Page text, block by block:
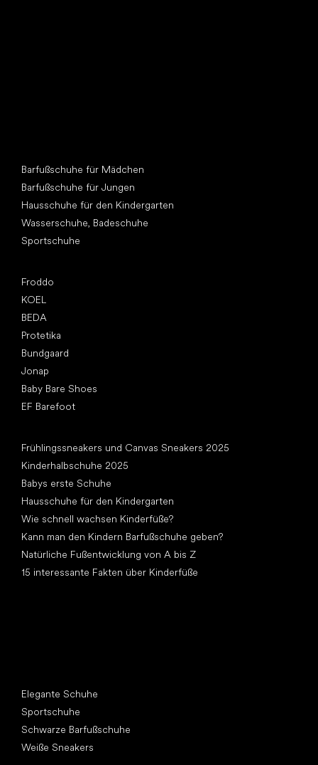
Barfußschuhe für Mädchen
Barfußschuhe für Jungen
Hausschuhe für den Kindergarten
Wasserschuhe, Badeschuhe
Sportschuhe
Froddo
KOEL
BEDA
Protetika
Bundgaard
Jonap
Baby Bare Shoes
EF Barefoot
Frühlingssneakers und Canvas Sneakers 2025
Kinderhalbschuhe 2025
Babys erste Schuhe
Hausschuhe für den Kindergarten
Wie schnell wachsen Kinderfüße?
Kann man den Kindern Barfußschuhe geben?
Natürliche Fußentwicklung von A bis Z
15 interessante Fakten über Kinderfüße
Elegante Schuhe
Sportschuhe
Schwarze Barfußschuhe
Weiße Sneakers